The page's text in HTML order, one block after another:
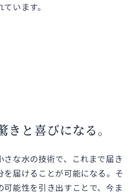
います。
と喜びになる。
さな水の技術で、これまで届き
を届けることが可能になる。そ
能性を引き出すことで、今ま